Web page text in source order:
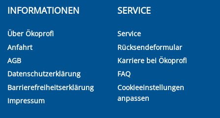
INFORMATIONEN
Über Ökoprofi
Anfahrt
AGB
Datenschutzerklärung
Barrierefreiheitserklärung
Impressum
SERVICE
Service
Rücksendeformular
Karriere bei Ökoprofi
FAQ
Cookieeinstellungen
anpassen